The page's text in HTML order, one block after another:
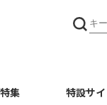
特集 特設サイ